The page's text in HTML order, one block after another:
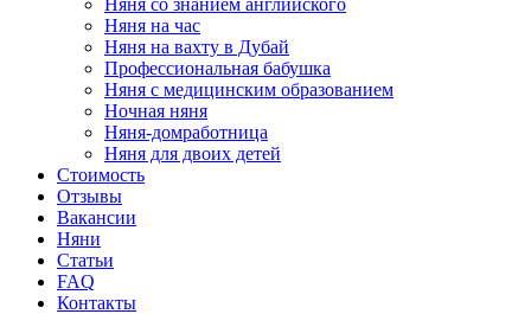
Няня со знанием английского
Няня на час
Няня на вахту в Дубай
Профессиональная бабушка
Няня с медицинским образованием
Ночная няня
Няня-домработница
Няня для двоих детей
Стоимость
Отзывы
Вакансии
Няни
Статьи
FAQ
Контакты